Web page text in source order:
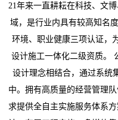
21年来一直耕耘在科技、文
域，是行业内具有较高知名
环境、职业健康三项认证，
设计施工一体化二级资质。
设计理念相结合，通过系统
中。拥有高质量的经营管理
求提供全自主实施服务体系